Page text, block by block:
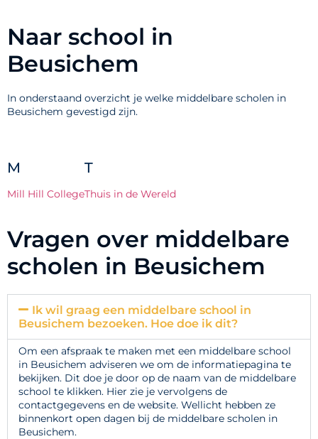
Naar school in
Beusichem
In onderstaand overzicht je welke middelbare scholen in
Beusichem gevestigd zijn.
M
Mill Hill College
T
Thuis in de Wereld
Vragen over middelbare
scholen in Beusichem
Ik wil graag een middelbare school in
Beusichem bezoeken. Hoe doe ik dit?
Om een afspraak te maken met een middelbare school
in Beusichem adviseren we om de informatiepagina te
bekijken. Dit doe je door op de naam van de middelbare
school te klikken. Hier zie je vervolgens de
contactgegevens en de website. Wellicht hebben ze
binnenkort open dagen bij de middelbare scholen in
Beusichem.